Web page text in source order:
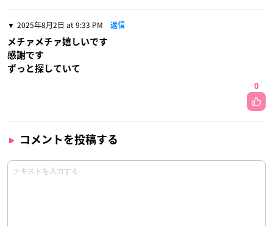
2025年8月2日 at 9:33 PM 返信
メチァメチァ嬉しいです
感謝です
ずっと探していて
0
コメントを投稿する